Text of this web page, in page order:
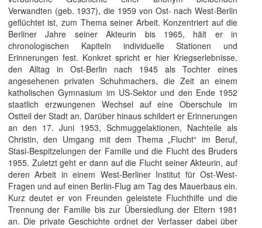
Verwandten (geb. 1937), die 1959 von Ost- nach West-Berlin
geflüchtet ist, zum Thema seiner Arbeit. Konzentriert auf die
Berliner Jahre seiner Akteurin bis 1965, hält er in
chronologischen Kapiteln individuelle Stationen und
Erinnerungen fest. Konkret spricht er hier Kriegserlebnisse,
den Alltag in Ost-Berlin nach 1945 als Tochter eines
angesehenen privaten Schuhmachers, die Zeit an einem
katholischen Gymnasium im US-Sektor und den Ende 1952
staatlich erzwungenen Wechsel auf eine Oberschule im
Ostteil der Stadt an. Darüber hinaus schildert er Erinnerungen
an den 17. Juni 1953, Schmuggelaktionen, Nachteile als
Christin, den Umgang mit dem Thema „Flucht“ im Beruf,
Stasi-Bespitzelungen der Familie und die Flucht des Bruders
1955. Zuletzt geht er dann auf die Flucht seiner Akteurin, auf
deren Arbeit in einem West-Berliner Institut für Ost-West-
Fragen und auf einen Berlin-Flug am Tag des Mauerbaus ein.
Kurz deutet er von Freunden geleistete Fluchthilfe und die
Trennung der Familie bis zur Übersiedlung der Eltern 1981
an. Die private Geschichte ordnet der Verfasser dabei über